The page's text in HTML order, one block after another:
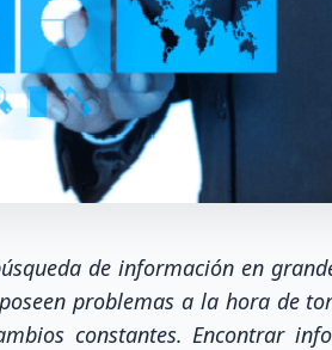
de información en
problemas a la hora de
constantes. Encontrar